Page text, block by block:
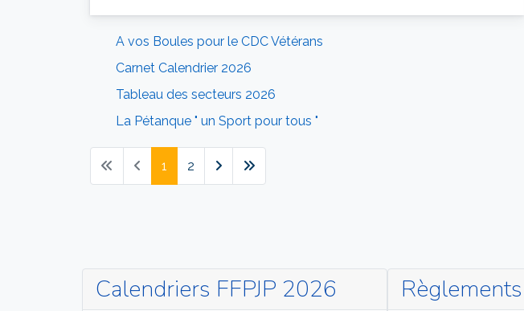
A vos Boules pour le CDC Vétérans
Carnet Calendrier 2026
Tableau des secteurs 2026
La Pétanque " un Sport pour tous "
1 2
Calendriers FFPJP 2026